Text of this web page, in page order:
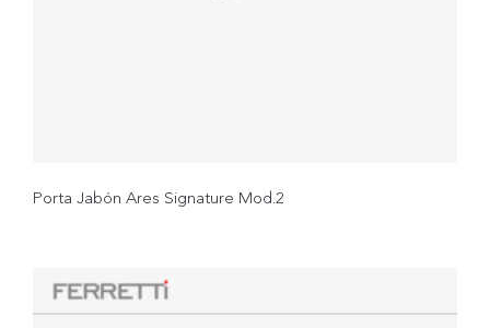
Porta Jabón Ares Signature Mod.2